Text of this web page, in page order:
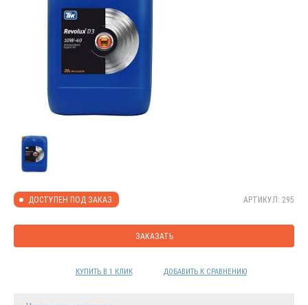
ДОСТУПЕН ПОД ЗАКАЗ АРТИКУЛ: 295
ЗАКАЗАТЬ
КУПИТЬ В 1 КЛИК ДОБАВИТЬ К СРАВНЕНИЮ